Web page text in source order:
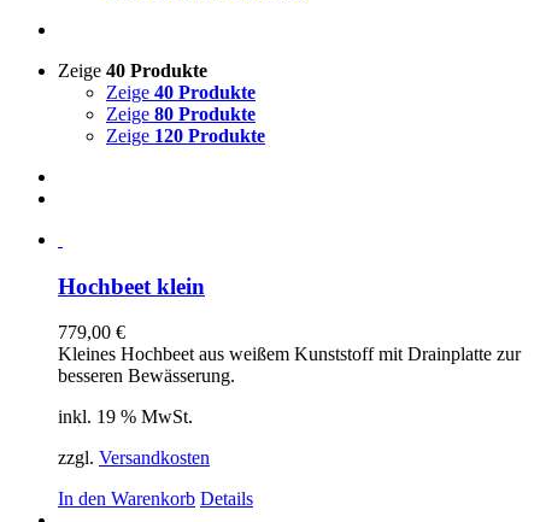
Zeige 40 Produkte
Zeige 40 Produkte
Zeige 80 Produkte
Zeige 120 Produkte
Hochbeet klein
779,00 €
Kleines Hochbeet aus weißem Kunststoff mit Drainplatte zur
besseren Bewässerung.
inkl. 19 % MwSt.
zzgl. Versandkosten
In den Warenkorb Details